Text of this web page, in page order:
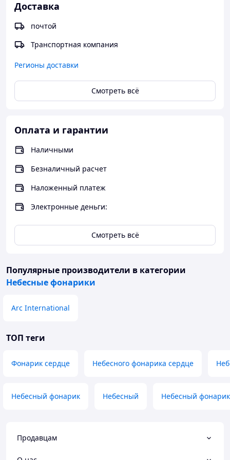
Доставка
почтой
Транспортная компания
Регионы доставки
Смотреть всё
Оплата и гарантии
Наличными
Безналичный расчет
Наложенный платеж
Электронные деньги:
Смотреть всё
Популярные производители в категории
Небесные фонарики
Arc International
ТОП теги
Фонарик сердце Небесного фонарика сердце
Небесный фонарик Небесный Небесный
Продавцам